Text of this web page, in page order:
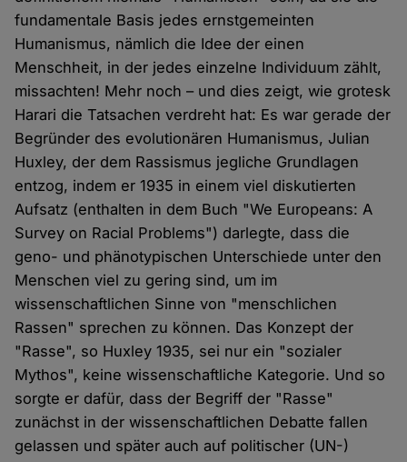
fundamentale Basis jedes ernstgemeinten
Humanismus, nämlich die Idee der einen
Menschheit, in der jedes einzelne Individuum zählt,
missachten! Mehr noch – und dies zeigt, wie grotesk
Harari die Tatsachen verdreht hat: Es war gerade der
Begründer des evolutionären Humanismus, Julian
Huxley, der dem Rassismus jegliche Grundlagen
entzog, indem er 1935 in einem viel diskutierten
Aufsatz (enthalten in dem Buch "We Europeans: A
Survey on Racial Problems") darlegte, dass die
geno- und phänotypischen Unterschiede unter den
Menschen viel zu gering sind, um im
wissenschaftlichen Sinne von "menschlichen
Rassen" sprechen zu können. Das Konzept der
"Rasse", so Huxley 1935, sei nur ein "sozialer
Mythos", keine wissenschaftliche Kategorie. Und so
sorgte er dafür, dass der Begriff der "Rasse"
zunächst in der wissenschaftlichen Debatte fallen
gelassen und später auch auf politischer (UN-)